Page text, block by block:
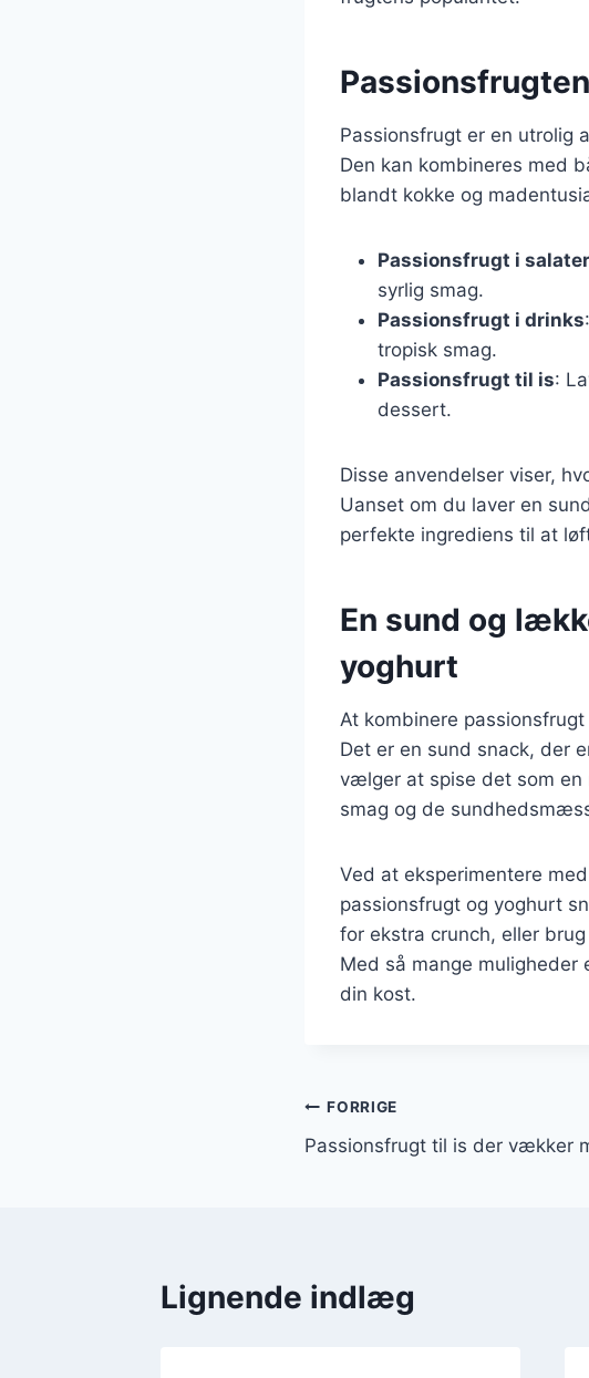
Passionsfrugt er en utrolig
Den kan kombineres med
blandt kokke og
Passionsfrugt i salater
syrlig smag.
Passionsfrugt i drinks
tropisk smag.
Passionsfrugt til is:
dessert.
Disse anvendelser viser,
Uanset om du laver en
perfekte ingrediens til at
En sund og
yoghurt
At kombinere
Det er en sund snack, der
vælger at spise det som en
smag og de
Ved at eksperimentere
passionsfrugt og yoghurt
for ekstra crunch, eller
Med så mange
din kost.
Indlægsnavigation
FORRIGE
Passionsfrugt til is der vækker
Lignende indlæg